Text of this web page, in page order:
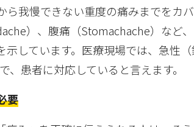
ら我慢できない重度の痛みまでをカ
）、腹痛（Stomachache）など
示しています。医療現場では、急性
、患者に対応していると言えます。
要